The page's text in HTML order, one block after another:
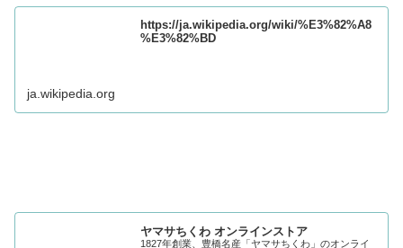
https://ja.wikipedia.org/wiki/%E3%82%A8
%E3%82%BD
ja.wikipedia.org
ヤマサちくわ オンラインストア
1827年創業、豊橋名産「ヤマサちくわ」のオンライ